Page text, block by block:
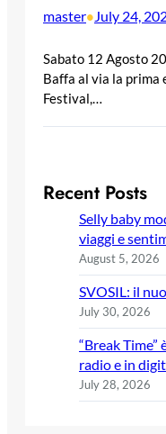
master•July 24,
Sabato 12 Agosto
Baffa al via la prima
Festival,…
Recent Posts
Selly baby
viaggi e
August 5, 2026
SVOSIL: il
July 30, 2026
“Break
radio e in
July 28, 2026